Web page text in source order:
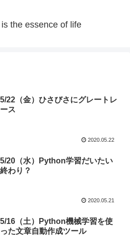
the essence of life
5/22（金）ひさびさにグレートレ
ース
2020.05.22
5/20（水）Python学習だいたい
終わり？
2020.05.21
5/16（土）Python機械学習を使
った文章自動作成ツール